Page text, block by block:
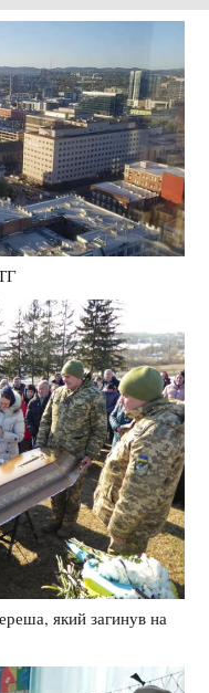
який загинув на